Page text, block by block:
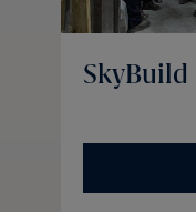
SkyBuild